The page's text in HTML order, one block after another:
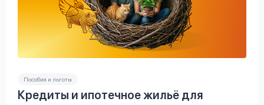
Пособия и льготы
Кредиты и ипотечное жильё для